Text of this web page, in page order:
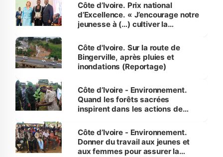
Côte d’Ivoire. Prix national
d’Excellence. « J’encourage notre
jeunesse à (…) cultiver la
(Alassane Ouattara
Côte d'Ivoire. Sur la route de
Bingerville, après pluies et
inondations (Reportage)
Côte d’Ivoire - Environnement.
Quand les forêts sacrées
inspirent dans les actions de
Côte d’Ivoire - Environnement.
Donner du travail aux jeunes et
aux femmes pour assurer la